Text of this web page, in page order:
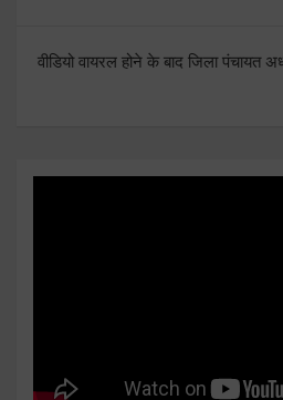
वीडियो वायरल होने के बाद जिला पंचायत